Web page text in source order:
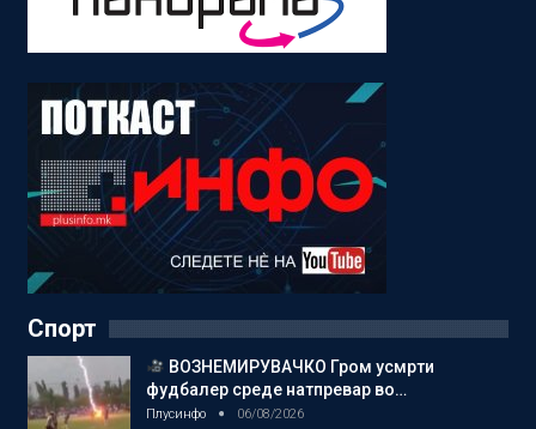
Спорт
ВОЗНЕМИРУВАЧКО Гром усмрти
фудбалер среде натпревар во…
Плусинфо 06/08/2026